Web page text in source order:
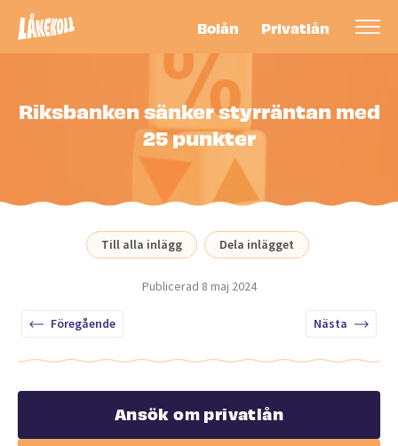
Bolån Privatlån
Riksbanken sänker styrräntan med
25 punkter
Till alla inlägg Dela inlägget
Publicerad 8 maj 2024
Föregående Nästa
Ansök om privatlån